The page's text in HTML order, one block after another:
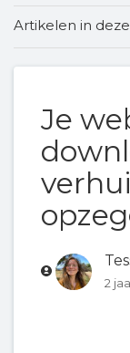
Artikelen in
Je
Een back-up
Je
2